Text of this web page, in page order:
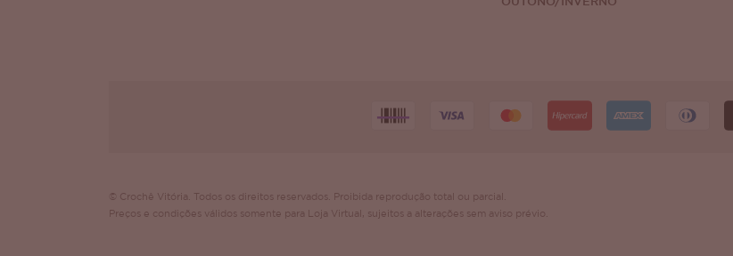
© Crochê Vitória. Todos os direitos reservados. Proibida reprodução total ou parcial.
Preços e condições válidos somente para Loja Virtual, sujeitos a alterações sem aviso prévio.